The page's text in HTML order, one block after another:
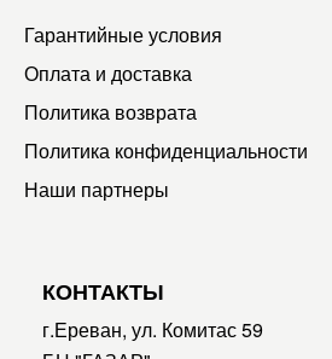
Гарантийные условия
Оплата и доставка
Политика возврата
Политика конфиденциальности
Наши партнеры
КОНТАКТЫ
г.Ереван, ул. Комитас 59